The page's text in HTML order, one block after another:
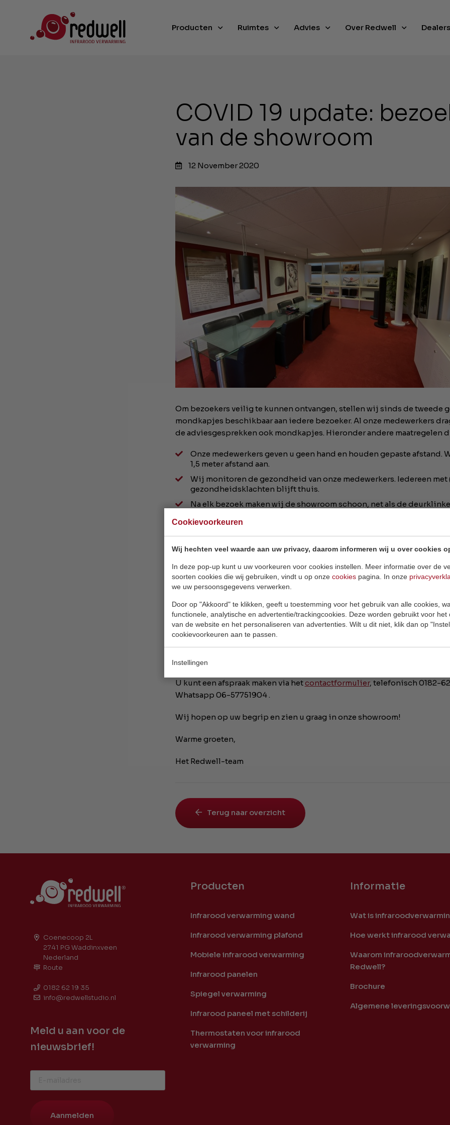
Cookievoorkeuren
Wij hechten veel waarde aan uw privacy, daarom informeren wij u over cookies
In deze pop-up kunt u uw voorkeuren voor cookies instellen. Meer informatie over de
soorten cookies die wij gebruiken, vindt u op onze cookies pagina. In onze
we uw persoonsgegevens verwerken.
Door op "Akkoord" te klikken, geeft u toestemming voor het gebruik van alle cookies,
functionele, analytische en advertentie/trackingcookies. Deze worden gebruikt voor het
van de website en het personaliseren van advertenties. Wilt u dit niet, klik dan op
cookievoorkeuren aan te passen.
Instellingen
Producten Ruimtes Advies Over Redwell Dealers
COVID 19 update:
van de showroom
12 November 2020
Om bezoekers veilig te kunnen ontvangen, stellen wij sinds de tweede
mondkapjes beschikbaar aan iedere bezoeker. Al onze medewerkers
de adviesgesprekken ook mondkapjes. Hieronder andere maatregelen
Onze medewerkers geven u geen hand en houden gepaste afstand.
1,5 meter afstand aan.
Wij monitoren de gezondheid van onze medewerkers. Iedereen
gezondheidsklachten blijft thuis.
Na elk bezoek maken wij de showroom schoon, net als de
handen met grote regelmaat.
De voorschriften van het RIVM moeten gerespecteerd worden.
personen bestaan.
Onze showroom niet bezoeken bij klachten die horen bij het virus
hoesten, koorts, niezen, keelklachten) of andere lichte
Bij klachten een reeds gemaakte afspraak met ons te verzetten.
Bij voorkeur werken wij op afspraak, dit is echter niet verplicht.
U kunt een afspraak maken via hetcontactformulier, telefonisch 0182-
Whatsapp 06-57751904 .
Wij hopen op uw begrip en zien u graag in onze showroom!
Warme groeten,
Het Redwell-team
Terug naar overzicht
Coenecoop 2L
2741 PG Waddinxveen
Nederland
Route
0182 62 19 35
info@redwellstudio.nl
Meld u aan voor de
nieuwsbrief!
Aanmelden
Producten
Infrarood verwarming wand
Infrarood verwarming plafond
Mobiele infrarood verwarming
Infrarood panelen
Spiegel verwarming
Infrarood paneel met schilderij
Thermostaten voor infrarood
verwarming
Informatie
Wat is
Hoe werkt infrarood
Waarom
Redwell?
Brochure
Algemene